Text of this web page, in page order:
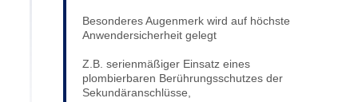
Besonderes Augenmerk wird auf höchste
Anwendersicherheit gelegt
Z.B. serienmäßiger Einsatz eines
plombierbaren Berührungsschutzes der
Sekundäranschlüsse,